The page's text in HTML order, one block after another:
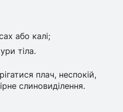
або калі;
тіла.
плач, неспокій,
слиновиділення.